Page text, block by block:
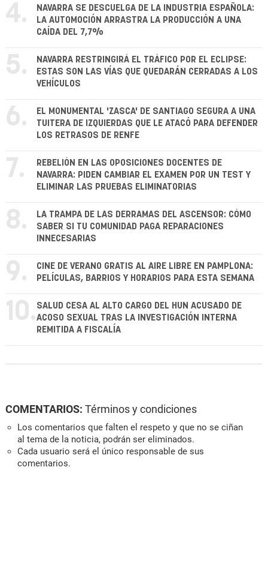
4.
NAVARRA SE DESCUELGA DE LA INDUSTRIA ESPAÑOLA:
LA AUTOMOCIÓN ARRASTRA LA PRODUCCIÓN A UNA
CAÍDA DEL 7,7%
5.
NAVARRA RESTRINGIRÁ EL TRÁFICO POR EL ECLIPSE:
ESTAS SON LAS VÍAS QUE QUEDARÁN CERRADAS A LOS
VEHÍCULOS
6.
EL MONUMENTAL 'ZASCA' DE SANTIAGO SEGURA A UNA
TUITERA DE IZQUIERDAS QUE LE ATACÓ PARA DEFENDER
LOS RETRASOS DE RENFE
7.
REBELIÓN EN LAS OPOSICIONES DOCENTES DE
NAVARRA: PIDEN CAMBIAR EL EXAMEN POR UN TEST Y
ELIMINAR LAS PRUEBAS ELIMINATORIAS
8.
LA TRAMPA DE LAS DERRAMAS DEL ASCENSOR: CÓMO
SABER SI TU COMUNIDAD PAGA REPARACIONES
INNECESARIAS
9.
CINE DE VERANO GRATIS AL AIRE LIBRE EN PAMPLONA:
PELÍCULAS, BARRIOS Y HORARIOS PARA ESTA SEMANA
10. SALUD CESA AL ALTO CARGO DEL HUN ACUSADO DE
ACOSO SEXUAL TRAS LA INVESTIGACIÓN INTERNA
REMITIDA A FISCALÍA
COMENTARIOS: Términos y condiciones
Los comentarios que falten el respeto y que no se ciñan
al tema de la noticia, podrán ser eliminados.
Cada usuario será el único responsable de sus
comentarios.